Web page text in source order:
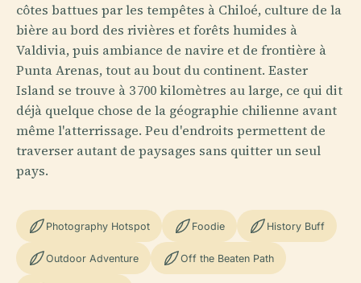
côtes battues par les tempêtes à Chiloé, culture de la
bière au bord des rivières et forêts humides à
Valdivia, puis ambiance de navire et de frontière à
Punta Arenas, tout au bout du continent. Easter
Island se trouve à 3 700 kilomètres au large, ce qui dit
déjà quelque chose de la géographie chilienne avant
même l'atterrissage. Peu d'endroits permettent de
traverser autant de paysages sans quitter un seul
pays.
Photography Hotspot Foodie History Buff
Outdoor Adventure Off the Beaten Path